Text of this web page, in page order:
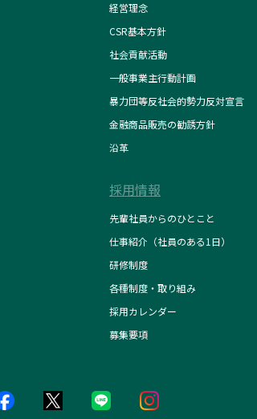
経営理念
CSR基本方針
社会貢献活動
一般事業主行動計画
暴力団等反社会的勢力反対宣言
金融商品販売の勧誘方針
沿革
採用情報
先輩社員からのひとこと
仕事紹介（社員のある1日）
研修制度
各種制度・取り組み
採用カレンダー
募集要項